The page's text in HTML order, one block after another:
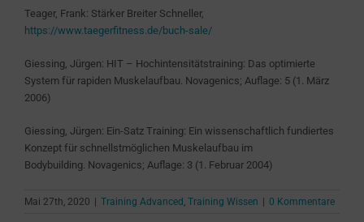
Teager, Frank: Stärker Breiter Schneller,
https://www.taegerfitness.de/buch-sale/
Giessing, Jürgen: HIT – Hochintensitätstraining: Das optimierte
System für rapiden Muskelaufbau. Novagenics; Auflage: 5 (1. März
2006)
Giessing, Jürgen: Ein-Satz Training: Ein wissenschaftlich fundiertes
Konzept für schnellstmöglichen Muskelaufbau im
Bodybuilding. Novagenics; Auflage: 3 (1. Februar 2004)
Mai 27th, 2020 Training Advanced , Training Wissen 0 Kommentare